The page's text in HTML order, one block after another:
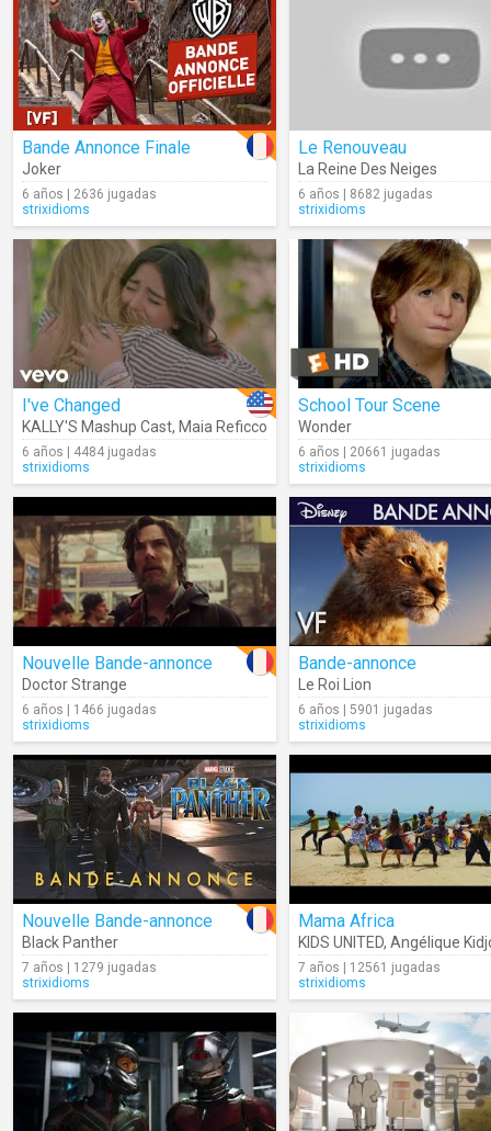
Bande Annonce Finale
Joker
6 años | 2636 jugadas
strixidioms
Le Renouveau
La Reine Des Neiges
6 años | 8682 jugadas
strixidioms
I've Changed
KALLY'S Mashup Cast, Maia Reficco
6 años | 4484 jugadas
strixidioms
School Tour Scene
Wonder
6 años | 20661 jugadas
strixidioms
Nouvelle Bande-annonce
Doctor Strange
6 años | 1466 jugadas
strixidioms
Bande-annonce
Le Roi Lion
6 años | 5901 jugadas
strixidioms
Nouvelle Bande-annonce
Black Panther
7 años | 1279 jugadas
strixidioms
Mama Africa
KIDS UNITED, Angélique
7 años | 12561 jugadas
strixidioms